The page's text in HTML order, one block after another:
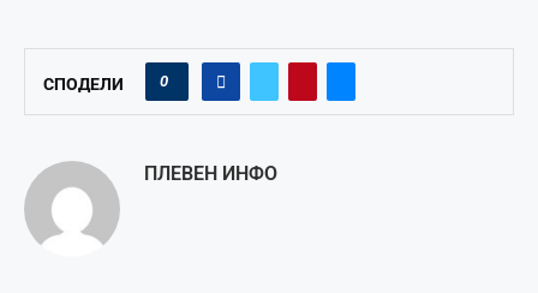
СПОДЕЛИ 0
ПЛЕВЕН ИНФО